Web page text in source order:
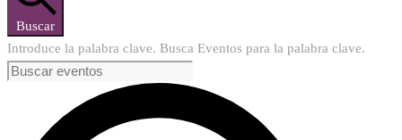
Buscar
Introduce la palabra clave. Busca Eventos para la palabra clave.